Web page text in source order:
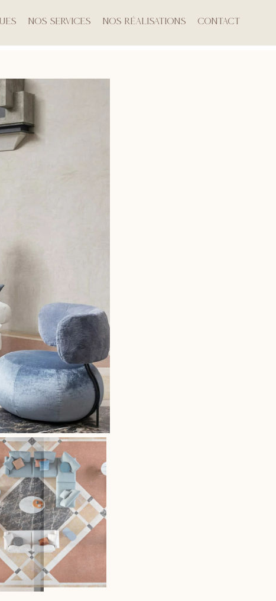
Nos Services Nos Réalisations Contact